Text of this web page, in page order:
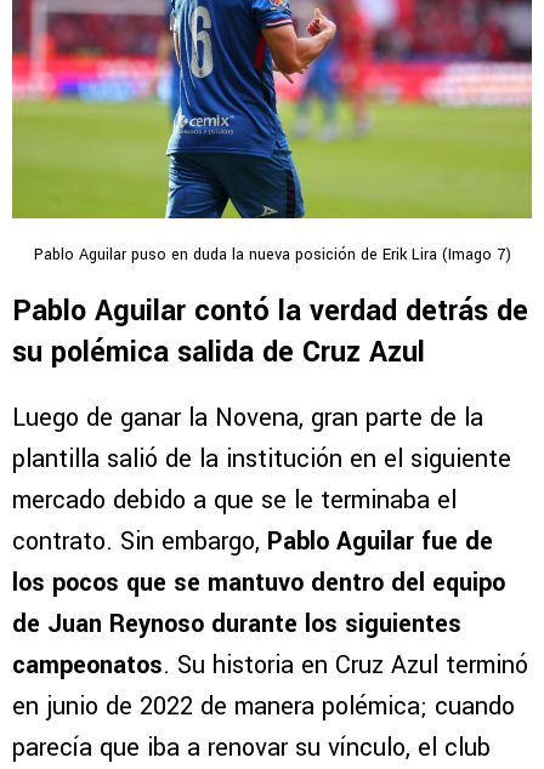
Pablo Aguilar puso en duda la nueva posición de Erik Lira (Imago 7)
Pablo Aguilar contó la verdad detrás de
su polémica salida de Cruz Azul
Luego de ganar la Novena, gran parte de la
plantilla salió de la institución en el siguiente
mercado debido a que se le terminaba el
contrato. Sin embargo, Pablo Aguilar fue de
los pocos que se mantuvo dentro del equipo
de Juan Reynoso durante los siguientes
campeonatos. Su historia en Cruz Azul terminó
en junio de 2022 de manera polémica; cuando
parecía que iba a renovar su vínculo, el club